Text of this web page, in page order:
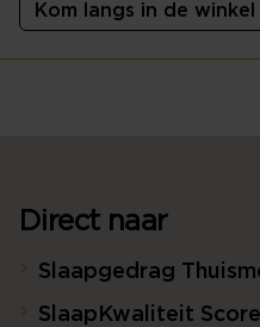
Kom langs in de winkel
Direct naar
Slaapgedrag
SlaapKwaliteit